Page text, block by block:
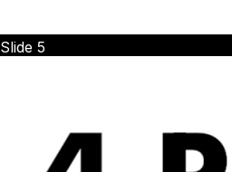
Slide 5